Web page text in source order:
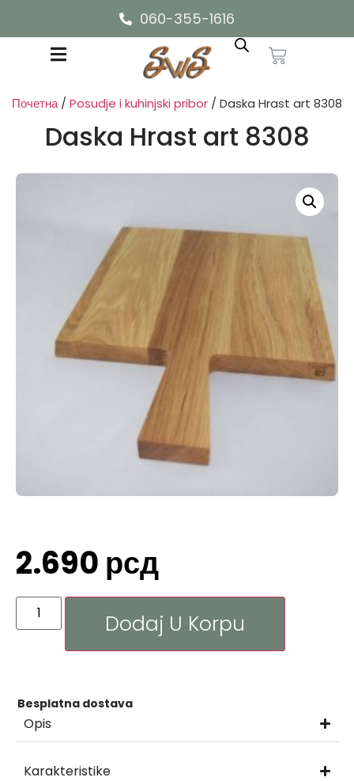
060-355-1616
Почетна/Posudje i kuhinjski pribor / Daska Hrast art 8308
Daska Hrast art 8308
2.690 рсд
Dodaj U Korpu
Besplatna dostava
Opis
Karakteristike